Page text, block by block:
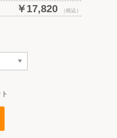
￥17,820 （税込）